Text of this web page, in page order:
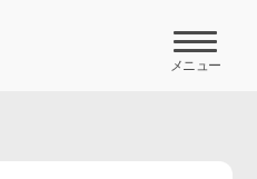
メニュー